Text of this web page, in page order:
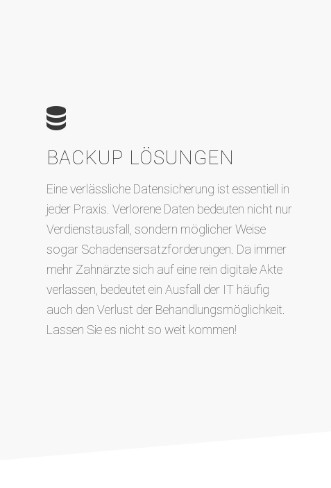
BACKUP LÖSUNGEN
Eine verlässliche Datensicherung ist essentiell in
jeder Praxis. Verlorene Daten bedeuten nicht nur
Verdienstausfall, sondern möglicher Weise
sogar Schadensersatzforderungen. Da immer
mehr Zahnärzte sich auf eine rein digitale Akte
verlassen, bedeutet ein Ausfall der IT häufig
auch den Verlust der Behandlungsmöglichkeit.
Lassen Sie es nicht so weit kommen!